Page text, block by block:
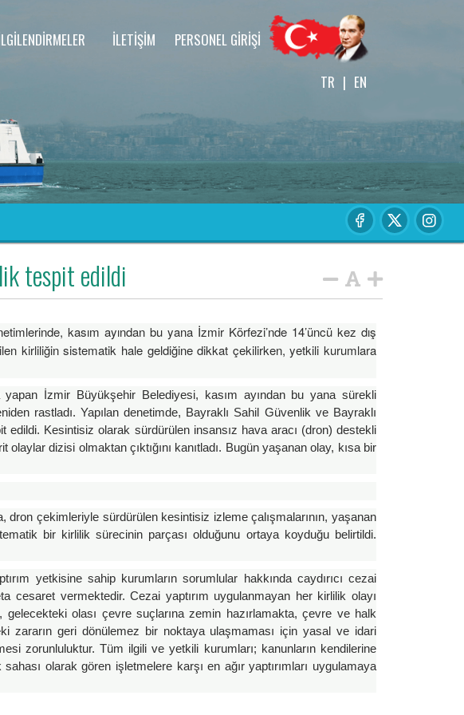
EN
|
TR
İLETİŞİM PERSONEL GİRİŞİ
tespit edildi
kasım ayından bu yana İzmir Körfezi’nde 14’üncü kez dış
kirliliğin sistematik hale geldiğine dikkat çekilirken, yetkili kurumlara
İzmir Büyükşehir Belediyesi, kasım ayından bu yana sürekli
rastladı. Yapılan denetimde, Bayraklı Sahil Güvenlik ve Bayraklı
edildi. Kesintisiz olarak sürdürülen insansız hava aracı (dron) destekli
dizisi olmaktan çıktığını kanıtladı. Bugün yaşanan olay, kısa bir
dron çekimleriyle sürdürülen kesintisiz izleme çalışmalarının, yaşanan
bir kirlilik sürecinin parçası olduğunu ortaya koyduğu belirtildi.
yetkisine sahip kurumların sorumlular hakkında caydırıcı cezai
cesaret vermektedir. Cezai yaptırım uygulanmayan her kirlilik olayı
olası çevre suçlarına zemin hazırlamakta, çevre ve halk
zararın geri dönülemez bir noktaya ulaşmaması için yasal ve idari
zorunluluktur. Tüm ilgili ve yetkili kurumları; kanunların kendilerine
olarak gören işletmelere karşı en ağır yaptırımları uygulamaya